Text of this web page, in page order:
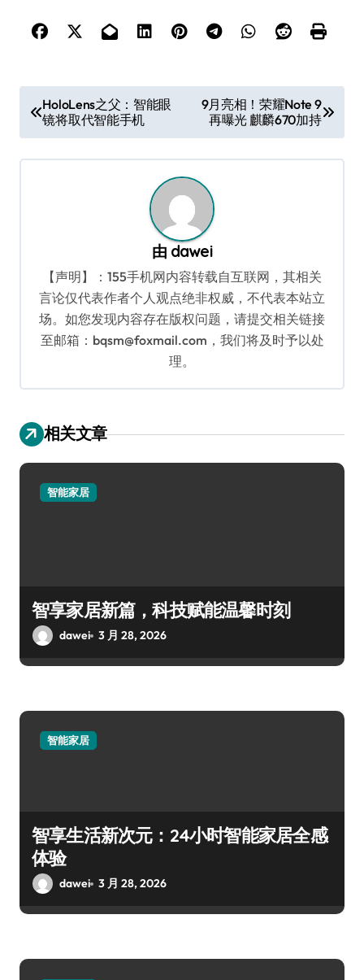
章
导
HoloLens之父：智能眼
镜将取代智能手机
9月亮相！荣耀Note 9
再曝光 麒麟670加持
由 dawei
【声明】：155手机网内容转载自互联网，其相关
言论仅代表作者个人观点绝非权威，不代表本站立
场。如您发现内容存在版权问题，请提交相关链接
至邮箱：bqsm@foxmail.com，我们将及时予以处
理。
相关文章
智能家居
智享家居新篇，科技赋能温馨时刻
dawei 3 月 28, 2026
智能家居
智享生活新次元：24小时智能家居全感
体验
dawei 3 月 28, 2026